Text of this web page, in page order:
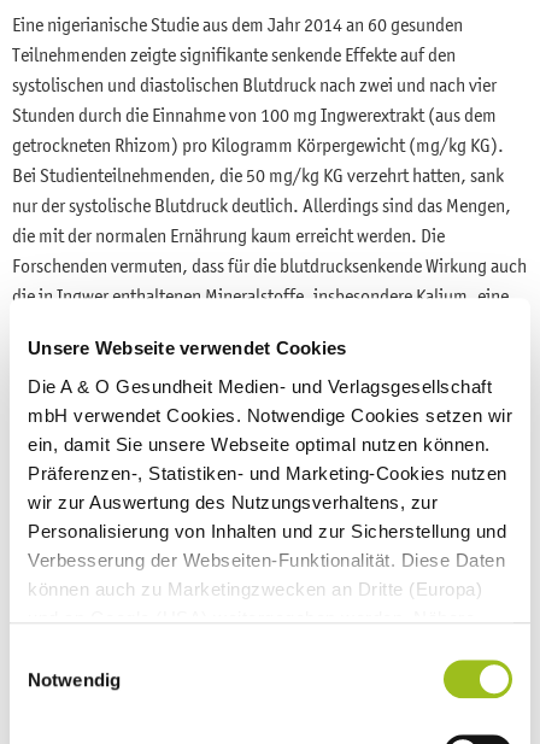
Unsere Webseite verwendet Cookies
Die A & O Gesundheit Medien- und Verlagsgesellschaft
mbH verwendet Cookies. Notwendige Cookies setzen wir
ein, damit Sie unsere Webseite optimal nutzen können.
Präferenzen-, Statistiken- und Marketing-Cookies nutzen
wir zur Auswertung des Nutzungsverhaltens, zur
Personalisierung von Inhalten und zur Sicherstellung und
Verbesserung der Webseiten-Funktionalität. Diese Daten
können auch zu Marketingzwecken an Dritte (Europa)
unserenDatenschutzhinweisen Impressum
Notwendig
Eine nigerianische Studie aus dem Jahr 2014 an 60 gesunden
Teilnehmenden zeigte signifikante senkende Effekte auf den
systolischen und diastolischen Blutdruck nach zwei und nach vier
Stunden durch die Einnahme von 100 mg Ingwerextrakt (aus dem
getrockneten Rhizom) pro Kilogramm Körpergewicht (mg/kg KG).
Bei Studienteilnehmenden, die 50 mg/kg KG verzehrt hatten, sank
nur der systolische Blutdruck deutlich. Allerdings sind das Mengen,
die mit der normalen Ernährung kaum erreicht werden. Die
Forschenden vermuten, dass für die blutdrucksenkende Wirkung auch
die in Ingwer enthaltenen Mineralstoffe, insbesondere Kalium, eine
Eine Übersichtsarbeit über sechs randomisierte klinische Studien mit
zusammen 345 Teilnehmenden ergab ebenfalls, dass die Einnahme
von Ingwerpräparaten sowohl den systolischen als auch den
diastolischen Blutdruck senken kann. Nach Einteilung der Studien
nach der Ingwerdosierung und der Einnahmedauer sowie dem
mittleren Alter der Teilnehmenden zeigte sich eine signifikante
Senkung des systolischen und diastolischen Blutdrucks allerdings nur
in einer Untergruppe: für Menschen mit einem mittleren Alter bis
Eine Querschnittsstudie, die den Zusammenhang zwischen dem